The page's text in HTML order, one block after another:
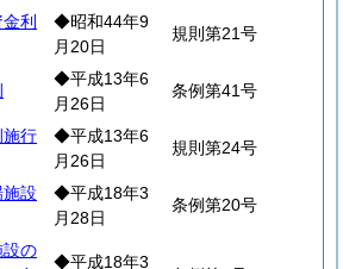
利
◆昭和44年9
月20日
規則第21号
◆平成13年6
月26日
条例第41号
施行
◆平成13年6
月26日
規則第24号
設
◆平成18年3
月28日
条例第20号
設の
◆平成18年3